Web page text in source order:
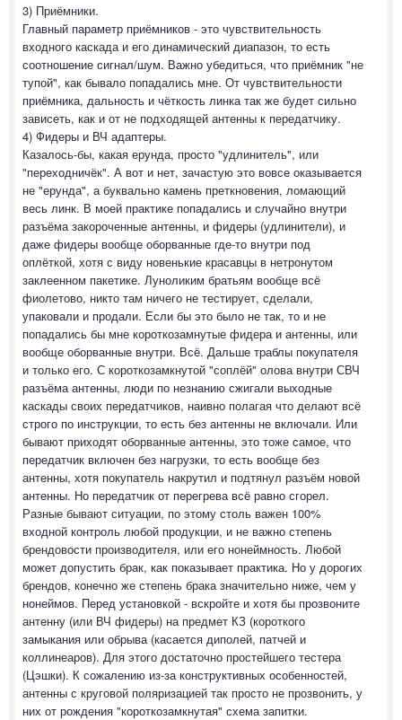
3) Приёмники.
Главный параметр приёмников - это чувствительность
входного каскада и его динамический диапазон, то есть
соотношение сигнал/шум. Важно убедиться, что приёмник "не
тупой", как бывало попадались мне. От чувствительности
приёмника, дальность и чёткость линка так же будет сильно
зависеть, как и от не подходящей антенны к передатчику.
4) Фидеры и ВЧ адаптеры.
Казалось-бы, какая ерунда, просто "удлинитель", или
"переходничёк". А вот и нет, зачастую это вовсе оказывается
не "ерунда", а буквально камень преткновения, ломающий
весь линк. В моей практике попадались и случайно внутри
разъёма закороченные антенны, и фидеры (удлинители), и
даже фидеры вообще оборванные где-то внутри под
оплёткой, хотя с виду новенькие красавцы в нетронутом
заклеенном пакетике. Луноликим братьям вообще всё
фиолетово, никто там ничего не тестирует, сделали,
упаковали и продали. Если бы это было не так, то и не
попадались бы мне короткозамнутые фидера и антенны, или
вообще оборванные внутри. Всё. Дальше траблы покупателя
и только его. С короткозамкнутой "соплёй" олова внутри СВЧ
разъёма антенны, люди по незнанию сжигали выходные
каскады своих передатчиков, наивно полагая что делают всё
строго по инструкции, то есть без антенны не включали. Или
бывают приходят оборванные антенны, это тоже самое, что
передатчик включен без нагрузки, то есть вообще без
антенны, хотя покупатель накрутил и подтянул разъём новой
антенны. Но передатчик от перегрева всё равно сгорел.
Разные бывают ситуации, по этому столь важен 100%
входной контроль любой продукции, и не важно степень
брендовости производителя, или его нонеймность. Любой
может допустить брак, как показывает практика. Но у дорогих
брендов, конечно же степень брака значительно ниже, чем у
нонеймов. Перед установкой - вскройте и хотя бы прозвоните
антенну (или ВЧ фидеры) на предмет КЗ (короткого
замыкания или обрыва (касается диполей, патчей и
коллинеаров). Для этого достаточно простейшего тестера
(Цэшки). К сожалению из-за конструктивных особенностей,
антенны с круговой поляризацией так просто не прозвонить, у
них от рождения "короткозамкнутая" схема запитки.